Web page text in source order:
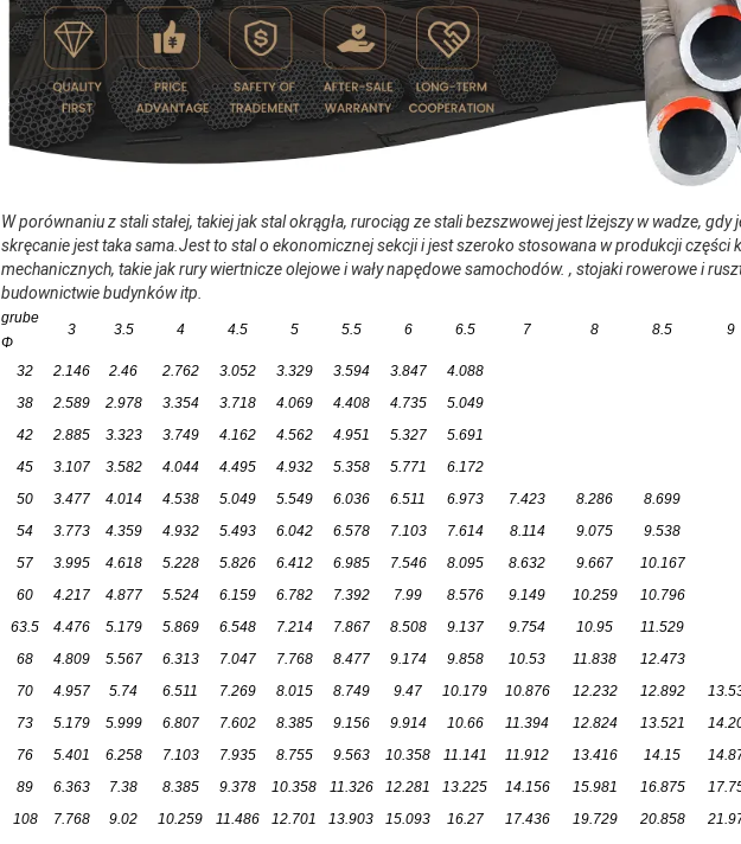
W porównaniu z stali stałej, takiej jak stal okrągła, rurociąg ze stali bezszwowej jest lżejszy w wadze, gdy
skręcanie jest taka sama.Jest to stal o ekonomicznej sekcji i jest szeroko stosowana w produkcji części
mechanicznych, takie jak rury wiertnicze olejowe i wały napędowe samochodów. , stojaki rowerowe i
budownictwie budynków itp.
grube
Φ
3 3.5 4 4.5 5 5.5 6 6.5 7 8 8.5 9
32 2.146 2.46 2.762 3.052 3.329 3.594 3.847
4.088
38
2.589 2.978 3.354 3.718 4.069 4.408 4.735
5.049
42
2.885 3.323 3.749 4.162 4.562 4.951 5.327
5.691
45
3.107 3.582 4.044 4.495 4.932 5.358 5.771
6.172
50
3.477 4.014 4.538 5.049 5.549 6.036 6.511 6.973 7.423 8.286
8.699
54
3.773 4.359 4.932 5.493 6.042 6.578 7.103 7.614 8.114 9.075
9.538
57
3.995 4.618 5.228 5.826 6.412 6.985 7.546 8.095 8.632 9.667
10.167
60
4.217 4.877 5.524 6.159 6.782 7.392 7.99 8.576 9.149 10.259
10.796
63.5
4.476 5.179 5.869 6.548 7.214 7.867 8.508 9.137 9.754 10.95
11.529
68
4.809 5.567 6.313 7.047 7.768 8.477 9.174 9.858 10.53 11.838
12.473
70
4.957 5.74 6.511 7.269 8.015 8.749 9.47 10.179 10.876 12.232 12.892
73
5.179 5.999 6.807 7.602 8.385 9.156 9.914 10.66 11.394 12.824 13.521
76
5.401 6.258 7.103 7.935 8.755 9.563 10.358 11.141 11.912 13.416 14.15
89
6.363 7.38 8.385 9.378 10.358 11.326 12.281 13.225 14.156 15.981 16.875
108
7.768 9.02 10.259 11.486 12.701 13.903 15.093 16.27 17.436 19.729 20.858